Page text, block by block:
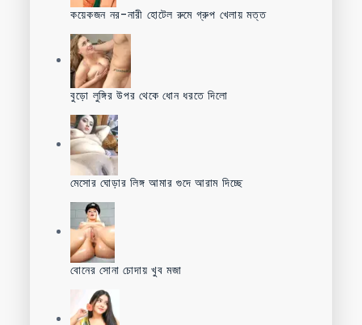
কয়েকজন নর-নারী হোটেল রুমে গ্রুপ খেলায় মত্ত
বুড়ো লুঙ্গির উপর থেকে ধোন ধরতে দিলো
মেসোর ঘোড়ার লিঙ্গ আমার গুদে আরাম দিচ্ছে
বোনের সোনা চোদায় খুব মজা